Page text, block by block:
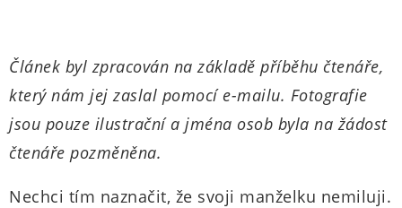
Článek byl zpracován na základě příběhu čtenáře,
který nám jej zaslal pomocí e-mailu. Fotografie
jsou pouze ilustrační a jména osob byla na žádost
čtenáře pozměněna.
Nechci tím naznačit, že svoji manželku nemiluji.